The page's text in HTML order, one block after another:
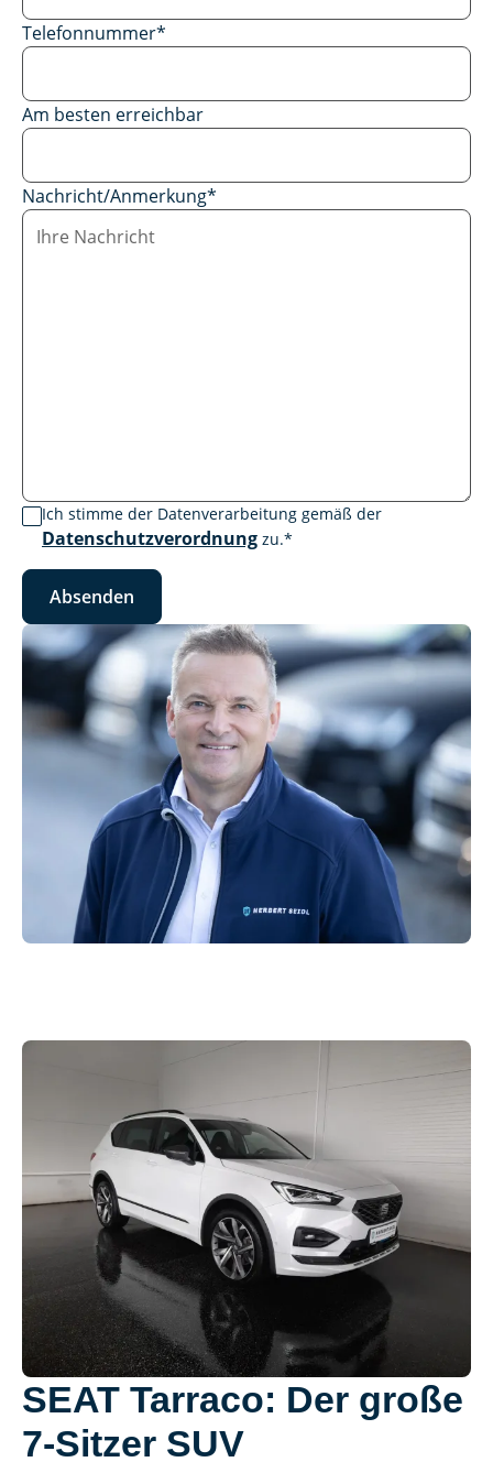
Telefonnummer*
Am besten erreichbar
Nachricht/Anmerkung*
Ich stimme der Datenverarbeitung gemäß der
Datenschutzverordnung zu.*
Absenden
SEAT Tarraco: Der große
7-Sitzer SUV